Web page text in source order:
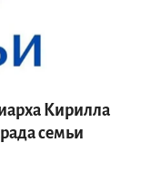
Кирилла
семьи